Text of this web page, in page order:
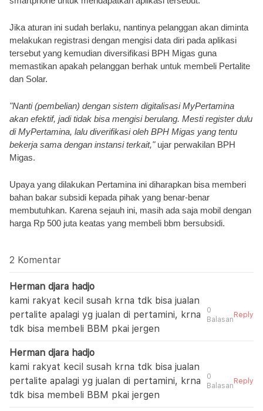
Jika aturan ini sudah berlaku, nantinya pelanggan akan diminta
melakukan registrasi dengan mengisi data diri pada aplikasi
tersebut yang kemudian diversifikasi BPH Migas guna
memastikan apakah pelanggan berhak untuk membeli Pertalite
dan Solar.
"Nanti (pembelian) dengan sistem digitalisasi MyPertamina
akan efektif, jadi tidak bisa mengisi berulang. Mesti register dulu
di MyPertamina, lalu diverifikasi oleh BPH Migas yang tentu
bekerja sama dengan instansi terkait," ujar perwakilan BPH
Migas.
Upaya yang dilakukan Pertamina ini diharapkan bisa memberi
bahan bakar subsidi kepada pihak yang benar-benar
membutuhkan. Karena sejauh ini, masih ada saja mobil dengan
harga Rp 500 juta keatas yang membeli bbm bersubsidi.
2 Komentar
Herman djara hadjo
kami rakyat kecil susah krna tdk bisa jualan
pertalite apalagi yg jualan di pertamini, krna
tdk bisa membeli BBM pkai jergen
0
Balasan
Reply
Herman djara hadjo
kami rakyat kecil susah krna tdk bisa jualan
pertalite apalagi yg jualan di pertamini, krna
tdk bisa membeli BBM pkai jergen
0
Balasan
Reply